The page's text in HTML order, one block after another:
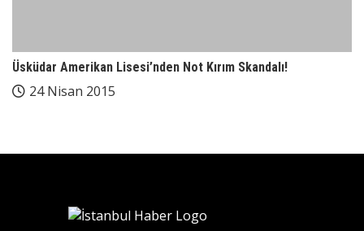
Üsküdar Amerikan Lisesi’nden Not Kırım Skandalı!
24 Nisan 2015